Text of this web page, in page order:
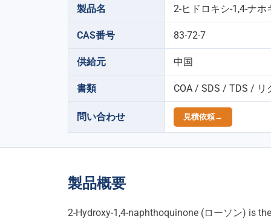
製品名 2-ヒドロキシ-1,4-ナホ
CAS番号 83-72-7
供給元 中国
書類 COA / SDS / TDS /
問い合わせ 見積依頼→
製品概要
2-Hydroxy-1,4-naphthoquinone (ローソン) is